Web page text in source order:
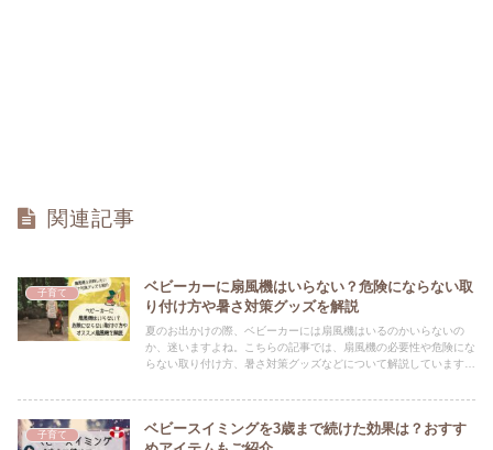
関連記事
子育て
ベビーカーに扇風機はいらない？危険にならない取
り付け方や暑さ対策グッズを解説
夏のお出かけの際、ベビーカーには扇風機はいるのかいらないの
か、迷いますよね。こちらの記事では、扇風機の必要性や危険にな
らない取り付け方、暑さ対策グッズなどについて解説しています。
子育て
ベビースイミングを3歳まで続けた効果は？おすす